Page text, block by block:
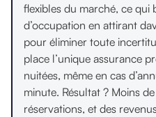
flexibles du marché, ce qui
d’occupation en attirant
pour éliminer toute
place l’unique assurance
nuitées, même en cas
minute. Résultat ? Moins
réservations, et des